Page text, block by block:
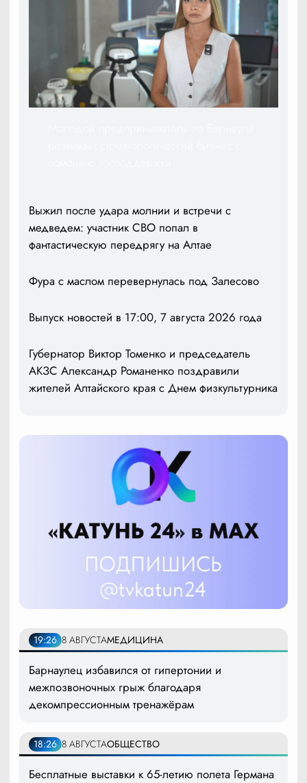
Выжил после удара молнии и встречи с
медведем: участник СВО попал в
фантастическую передрягу на Алтае
Фура с маслом перевернулась под Залесово
Выпуск новостей в 17:00, 7 августа 2026 года
Губернатор Виктор Томенко и председатель
АКЗС Александр Романенко поздравили
жителей Алтайского края с Днем физкультурника
19:26 8 АВГУСТАМЕДИЦИНА
Барнаулец избавился от гипертонии и
межпозвоночных грыж благодаря
декомпрессионным тренажёрам
18:26 8 АВГУСТАОБЩЕСТВО
Бесплатные выставки к 65-летию полета Германа